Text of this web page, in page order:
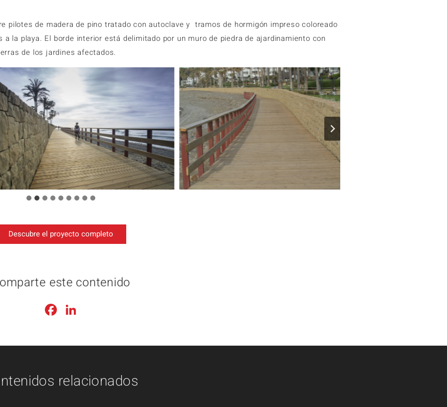
pilotes de madera de pino tratado con autoclave y tramos de hormigón impreso coloreado
la playa. El borde interior está delimitado por un muro de piedra de ajardinamiento con
de los jardines afectados.
Descubre el proyecto completo
este contenido
Facebook
relacionados